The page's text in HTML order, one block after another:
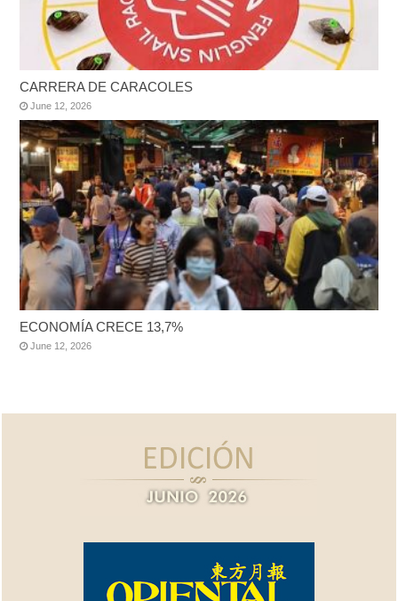
CARRERA DE CARACOLES
June 12, 2026
ECONOMÍA CRECE 13,7%
June 12, 2026